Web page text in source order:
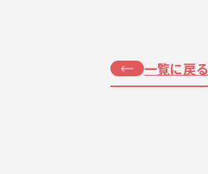
一覧に戻る